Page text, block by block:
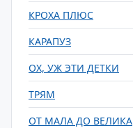
КРОХА ПЛЮС
КАРАПУЗ
ОХ, УЖ ЭТИ ДЕТКИ
ТРЯМ
ОТ МАЛА ДО ВЕЛИКА